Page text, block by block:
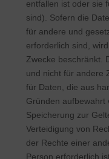
entfallen ist oder sie
sind). Sofern die
für andere und
erforderlich sind,
Zwecke beschränkt.
und nicht für andere
für Daten, die aus
Gründen aufbewahrt
Speicherung zur
Verteidigung von
der Rechte einer
Person erforderlich